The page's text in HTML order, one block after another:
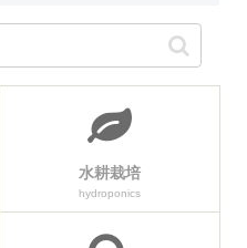
水耕栽培
hydroponics